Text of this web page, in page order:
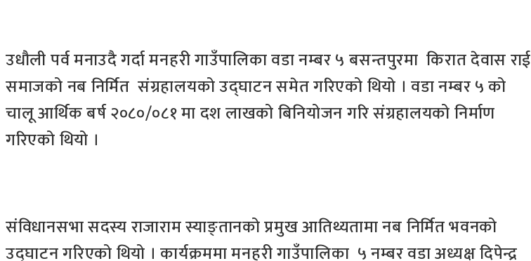
उधौली पर्व मनाउदै गर्दा मनहरी गाउँपालिका वडा नम्बर ५ बसन्तपुरमा किरात देवास राई
समाजको नब निर्मित संग्रहालयको उद्घाटन समेत गरिएको थियो । वडा नम्बर ५ को
चालू आर्थिक बर्ष २०८०/०८१ मा दश लाखको बिनियोजन गरि संग्रहालयको निर्माण
गरिएको थियो ।
संविधानसभा सदस्य राजाराम स्याङ्तानको प्रमुख आतिथ्यतामा नब निर्मित भवनको
उद्घाटन गरिएको थियो । कार्यक्रममा मनहरी गाउँपालिका ५ नम्बर वडा अध्यक्ष दिपेन्द्र